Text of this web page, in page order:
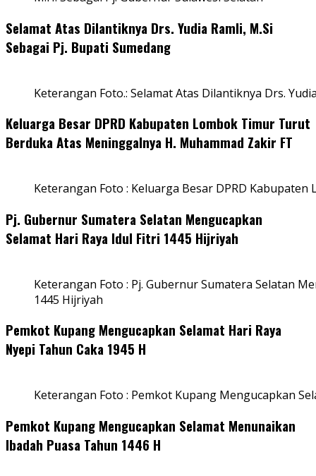
Selamat Atas Dilantiknya Drs. Yudia Ramli, M.Si
Sebagai Pj. Bupati Sumedang
Keterangan Foto.: Selamat Atas Dilantiknya Drs.
Keluarga Besar DPRD Kabupaten Lombok Timur Turut
Berduka Atas Meninggalnya H. Muhammad Zakir FT
Keterangan Foto : Keluarga Besar DPRD
Pj. Gubernur Sumatera Selatan Mengucapkan
Selamat Hari Raya Idul Fitri 1445 Hijriyah
Keterangan Foto : Pj. Gubernur Sumatera Selatan
1445 Hijriyah
Pemkot Kupang Mengucapkan Selamat Hari Raya
Nyepi Tahun Caka 1945 H
Keterangan Foto : Pemkot Kupang Mengucapkan
Pemkot Kupang Mengucapkan Selamat Menunaikan
Ibadah Puasa Tahun 1446 H